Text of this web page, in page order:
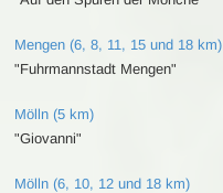
Mengen (6, 8, 11, 15 und 18 km)
"Fuhrmannstadt Mengen"
Mölln (5 km)
"Giovanni"
Mölln (6, 10, 12 und 18 km)